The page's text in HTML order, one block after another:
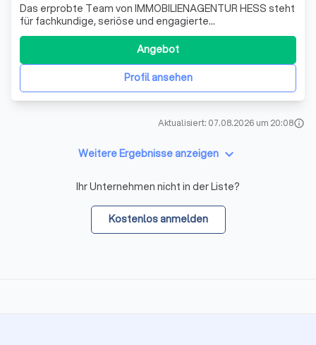
Das erprobte Team von IMMOBILIENAGENTUR HESS steht
für fachkundige, seriöse und engagierte
Vermittlungsarbeit. Wir führen Verkäufer und Käufer,
Vermieter und Mieter zusammen - zum Wohle aller
Beteiligten. Hinter dem Gründer, Stanley Hess, steht ein
Team aus erfahrenen und qualifizierten Immobiliene
Profil ansehen
Angebot
Aktualisiert: 07.08.2026 um 20:08info
Weitere Ergebnisse anzeigen keyboard_arrow_down
Ihr Unternehmen nicht in der Liste?
Kostenlos anmelden